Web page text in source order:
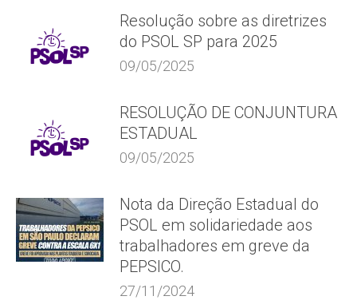
Resolução sobre as diretrizes
do PSOL SP para 2025
09/05/2025
RESOLUÇÃO DE CONJUNTURA
ESTADUAL
09/05/2025
Nota da Direção Estadual do
PSOL em solidariedade aos
trabalhadores em greve da
PEPSICO.
27/11/2024